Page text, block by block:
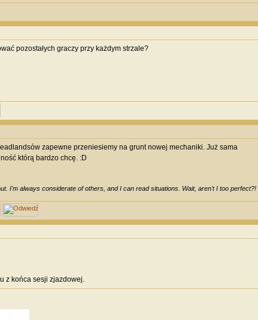
pozostałych graczy przy każdym strzale?
zapewne przeniesiemy na grunt nowej mechaniki. Już sama
którą bardzo chcę. :D
I'm always considerate of others, and I can read situations. Wait, aren't I too perfect?!
z końca sesji zjazdowej.